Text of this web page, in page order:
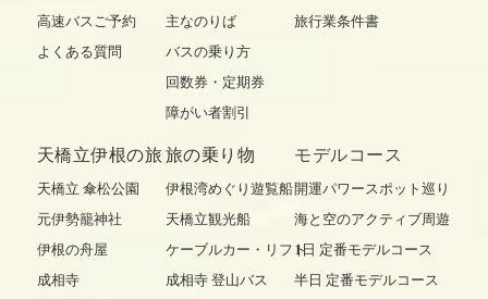
高速バスご予約
よくある質問
主なのりば
バスの乗り方
回数券・定期券
障がい者割引
旅行業条件書
天橋立伊根の旅
天橋立 傘松公園
元伊勢籠神社
伊根の舟屋
成相寺
旅の乗り物
伊根湾めぐり遊覧船
天橋立観光船
ケーブルカー・リフト
成相寺 登山バス
モデルコース
開運パワースポット巡り
海と空のアクティブ周遊
1日 定番モデルコース
半日 定番モデルコース